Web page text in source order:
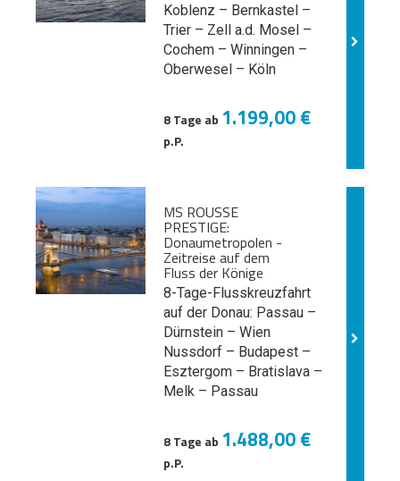
Koblenz – Bernkastel –
Trier – Zell a.d. Mosel –
Cochem – Winningen –
Oberwesel – Köln
8 Tage ab 1.199,00 €
p.P.
MS ROUSSE
PRESTIGE:
Donaumetropolen -
Zeitreise auf dem
Fluss der Könige
8-Tage-Flusskreuzfahrt
auf der Donau: Passau –
Dürnstein – Wien
Nussdorf – Budapest –
Esztergom – Bratislava –
Melk – Passau
8 Tage ab 1.488,00 €
p.P.